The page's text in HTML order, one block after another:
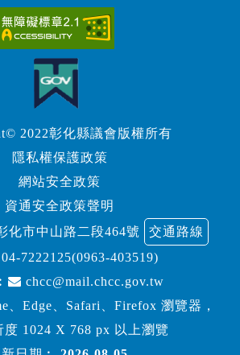
2022彰化縣議會版權所有
隱私權保護政策
網站安全政策
資通安全政策聲明
化市中山路二段464號
交通路線
04-7222125(0963-403519)
chcc@mail.chcc.gov.tw
、Edge、Safari、Firefox 瀏覽器，
度 1024 X 768 px 以上瀏覽